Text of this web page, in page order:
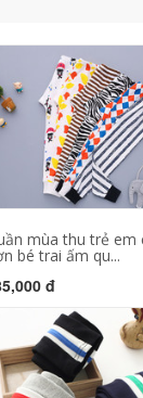
mùa thu trẻ em
bé trai ấm qu...
đ